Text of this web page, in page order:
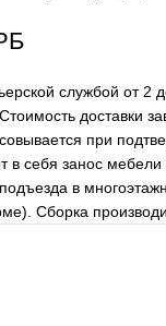
службой от 2
доставки
при
в себя занос мебели
в
Сборка